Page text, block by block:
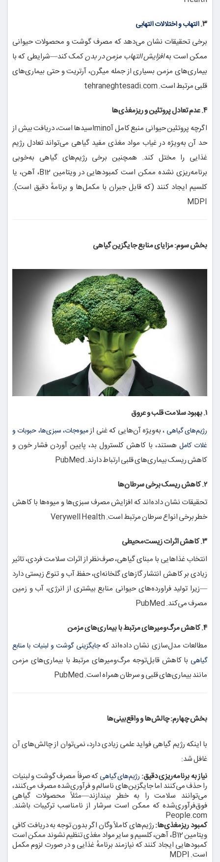
۳. التهاب و اختلالات التهابی
برخی تحقیقات نشان می‌دهد که مصرف گوشت و محصولات حیوانی
ممکن است بهافزایش التهاب مزمن در بدنکمک کند—شرایطی که با
بیماری‌های مزمن بسیاری از جمله میگرن، آرتریت و حتی بیماری‌های
قلبی مرتبط است.tehraneghtesadi.com
۴. عدم تعادل پروتئین و ریزمغذی‌ها
اگرچه پروتئین حیوانی منبع کامل آmino‌اسیدها است، دریافت بیش از
حد آن به‌ویژه در غیاب مواد مغذی مفید گیاهی می‌تواند تعادل رژیم
غذایی را مختل کند. همچنین برخی رژیم‌های گیاهی به‌خوبی
برنامه‌ریزی نشده ممکن است کمبودهایی در ویتامین B12، آهن، یا
کلسیم ایجاد کنند (که قابل جبران با مکمل‌ها و برنامهٔ دقیق است).
MDPI
بخش سوم: مزایای منابع جایگزین گیاهی
۱. بهبود سلامت قلب و عروق
رژیم‌های گیاهی ، به‌ویژه آن‌هایی که غنی ازمیوه‌جات، سبزی‌ها، حبوبات و
غلات کامل هستند، با کاهش کلسترول بد، پایین آوردن فشار خون و
کاهش ریسک بیماری‌های قلبی ارتباط دارند.PubMed
۲. کاهش ریسک برخی سرطان‌ها
تحقیقات نشان داده‌اند که افزایش مصرف سبزی‌ها و میوه‌ها با کاهش
خطر برخی انواع سرطان مرتبط است.Verywell Health
۳. کاهش اثرات زیست‌محیطی
انتخاب غذاهایی با مبنای گیاهی، صرف‌نظر از اثرات سلامت فردی، تاثیر
زیادی بر کاهش انتشار گازهای گلخانه‌ای، حفظ آب و تنوع زیستی دارد
—زیرا تولید فراورده‌های حیوانی منابع بیشتری از انرژی، آب و زمین
مصرف می‌کند.PubMed
۴. کاهش مرگ‌ومیرهای مرتبط با بیماری‌های مزمن
مطالعات مدل‌سازی نشان داده‌اند کهجایگزینی گوشت و لبنیات با منابع
گیاهی با کاهش قابل‌توجه مرگ‌ومیرهای مرتبط با بیماری‌های مزمن
مانند بیماری‌های قلبی و سرطان همراه است.PubMed
بخش چهارم: چالش‌ها و واقع‌بینی‌ها
با اینکه رژیم گیاهی فواید علمی زیادی دارد، نمی‌توان از چالش‌های آن
غافل شد:
نیاز به برنامه‌ریزی دقیق: رژیم‌های گیاهیکه صرفاً مصرف گوشت و لبنیات
را حذف می‌کنند اما جایگزین‌های ناسالم و فرآوری‌شده مصرف می‌کنند،
می‌توانند سلامت را به خطر بیندازند—مثلاً محصولات گیاهی
فوق‌فرآوری‌شده که ممکن است سرشار از نا‌مناسب ترکیبات باشند.
People.com
کمبود ریزمغذی‌ها:رژیم‌های کاملاً وگان اگر بدون توجه به دریافت کافی
ویتامین B12، آهن، کلسیم و سایر مواد مغذی تنظیم نشوند ممکن است
کمبودهایی ایجاد کنند که نیازمند برنامهٔ غذایی و در صورت لزوم مکمل
است. MDPI